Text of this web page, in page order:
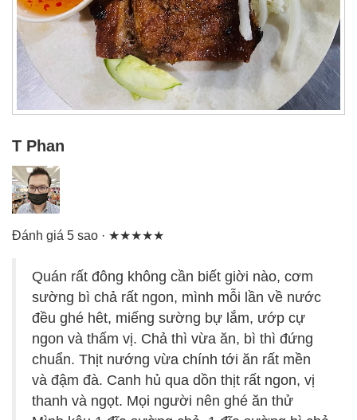
T Phan
Đánh giá 5 sao · ★★★★★
Quán rất đông không cần biết giời nào, cơm
sường bì chả rất ngon, mình mỗi lần về nước
đều ghé hêt, miếng sường bự lắm, ướp cự
ngon và thấm vị. Chả thì vừa ăn, bì thì đứng
chuẩn. Thịt nướng vừa chính tới ăn rất mền
và đậm đà. Canh hủ qua dồn thịt rất ngon, vị
thanh và ngọt. Mọi người nên ghé ăn thử